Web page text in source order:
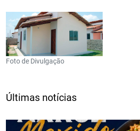
Foto de Divulgação
Últimas notícias